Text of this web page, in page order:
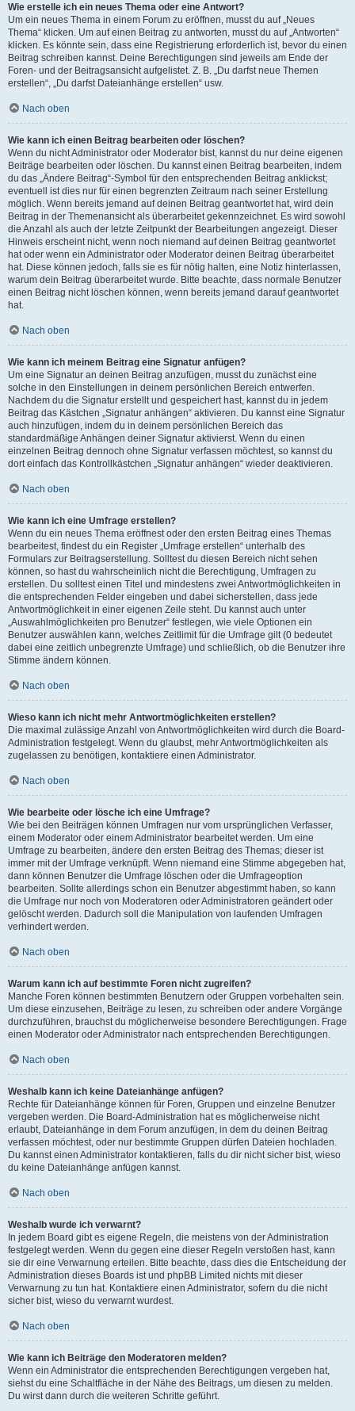
Wie erstelle ich ein neues Thema oder eine Antwort?
Um ein neues Thema in einem Forum zu eröffnen, musst du auf „Neues
Thema“ klicken. Um auf einen Beitrag zu antworten, musst du auf „Antworten“
klicken. Es könnte sein, dass eine Registrierung erforderlich ist, bevor du einen
Beitrag schreiben kannst. Deine Berechtigungen sind jeweils am Ende der
Foren- und der Beitragsansicht aufgelistet. Z. B. „Du darfst neue Themen
erstellen“, „Du darfst Dateianhänge erstellen“ usw.
Nach oben
Wie kann ich einen Beitrag bearbeiten oder löschen?
Wenn du nicht Administrator oder Moderator bist, kannst du nur deine eigenen
Beiträge bearbeiten oder löschen. Du kannst einen Beitrag bearbeiten, indem
du das „Ändere Beitrag“-Symbol für den entsprechenden Beitrag anklickst;
eventuell ist dies nur für einen begrenzten Zeitraum nach seiner Erstellung
möglich. Wenn bereits jemand auf deinen Beitrag geantwortet hat, wird dein
Beitrag in der Themenansicht als überarbeitet gekennzeichnet. Es wird sowohl
die Anzahl als auch der letzte Zeitpunkt der Bearbeitungen angezeigt. Dieser
Hinweis erscheint nicht, wenn noch niemand auf deinen Beitrag geantwortet
hat oder wenn ein Administrator oder Moderator deinen Beitrag überarbeitet
hat. Diese können jedoch, falls sie es für nötig halten, eine Notiz hinterlassen,
warum dein Beitrag überarbeitet wurde. Bitte beachte, dass normale Benutzer
einen Beitrag nicht löschen können, wenn bereits jemand darauf geantwortet
hat.
Nach oben
Wie kann ich meinem Beitrag eine Signatur anfügen?
Um eine Signatur an deinen Beitrag anzufügen, musst du zunächst eine
solche in den Einstellungen in deinem persönlichen Bereich entwerfen.
Nachdem du die Signatur erstellt und gespeichert hast, kannst du in jedem
Beitrag das Kästchen „Signatur anhängen“ aktivieren. Du kannst eine Signatur
auch hinzufügen, indem du in deinem persönlichen Bereich das
standardmäßige Anhängen deiner Signatur aktivierst. Wenn du einen
einzelnen Beitrag dennoch ohne Signatur verfassen möchtest, so kannst du
dort einfach das Kontrollkästchen „Signatur anhängen“ wieder deaktivieren.
Nach oben
Wie kann ich eine Umfrage erstellen?
Wenn du ein neues Thema eröffnest oder den ersten Beitrag eines Themas
bearbeitest, findest du ein Register „Umfrage erstellen“ unterhalb des
Formulars zur Beitragserstellung. Solltest du diesen Bereich nicht sehen
können, so hast du wahrscheinlich nicht die Berechtigung, Umfragen zu
erstellen. Du solltest einen Titel und mindestens zwei Antwortmöglichkeiten in
die entsprechenden Felder eingeben und dabei sicherstellen, dass jede
Antwortmöglichkeit in einer eigenen Zeile steht. Du kannst auch unter
„Auswahlmöglichkeiten pro Benutzer“ festlegen, wie viele Optionen ein
Benutzer auswählen kann, welches Zeitlimit für die Umfrage gilt (0 bedeutet
dabei eine zeitlich unbegrenzte Umfrage) und schließlich, ob die Benutzer ihre
Stimme ändern können.
Nach oben
Wieso kann ich nicht mehr Antwortmöglichkeiten erstellen?
Die maximal zulässige Anzahl von Antwortmöglichkeiten wird durch die Board-
Administration festgelegt. Wenn du glaubst, mehr Antwortmöglichkeiten als
zugelassen zu benötigen, kontaktiere einen Administrator.
Nach oben
Wie bearbeite oder lösche ich eine Umfrage?
Wie bei den Beiträgen können Umfragen nur vom ursprünglichen Verfasser,
einem Moderator oder einem Administrator bearbeitet werden. Um eine
Umfrage zu bearbeiten, ändere den ersten Beitrag des Themas; dieser ist
immer mit der Umfrage verknüpft. Wenn niemand eine Stimme abgegeben hat,
dann können Benutzer die Umfrage löschen oder die Umfrageoption
bearbeiten. Sollte allerdings schon ein Benutzer abgestimmt haben, so kann
die Umfrage nur noch von Moderatoren oder Administratoren geändert oder
gelöscht werden. Dadurch soll die Manipulation von laufenden Umfragen
verhindert werden.
Nach oben
Warum kann ich auf bestimmte Foren nicht zugreifen?
Manche Foren können bestimmten Benutzern oder Gruppen vorbehalten sein.
Um diese einzusehen, Beiträge zu lesen, zu schreiben oder andere Vorgänge
durchzuführen, brauchst du möglicherweise besondere Berechtigungen. Frage
einen Moderator oder Administrator nach entsprechenden Berechtigungen.
Nach oben
Weshalb kann ich keine Dateianhänge anfügen?
Rechte für Dateianhänge können für Foren, Gruppen und einzelne Benutzer
vergeben werden. Die Board-Administration hat es möglicherweise nicht
erlaubt, Dateianhänge in dem Forum anzufügen, in dem du deinen Beitrag
verfassen möchtest, oder nur bestimmte Gruppen dürfen Dateien hochladen.
Du kannst einen Administrator kontaktieren, falls du dir nicht sicher bist, wieso
du keine Dateianhänge anfügen kannst.
Nach oben
Weshalb wurde ich verwarnt?
In jedem Board gibt es eigene Regeln, die meistens von der Administration
festgelegt werden. Wenn du gegen eine dieser Regeln verstoßen hast, kann
sie dir eine Verwarnung erteilen. Bitte beachte, dass dies die Entscheidung der
Administration dieses Boards ist und phpBB Limited nichts mit dieser
Verwarnung zu tun hat. Kontaktiere einen Administrator, sofern du die nicht
sicher bist, wieso du verwarnt wurdest.
Nach oben
Wie kann ich Beiträge den Moderatoren melden?
Wenn ein Administrator die entsprechenden Berechtigungen vergeben hat,
siehst du eine Schaltfläche in der Nähe des Beitrags, um diesen zu melden.
Du wirst dann durch die weiteren Schritte geführt.